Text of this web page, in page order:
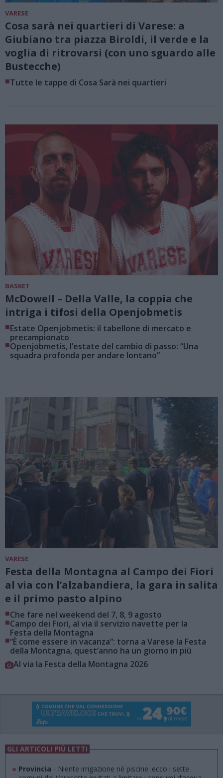
VARESE
Cosa sarà nei quartieri di Varese: a
Giubiano tra piazza Biroldi, il verde e la
voglia di ritrovarsi (con uno sguardo alle
Bustecche)
■Tutte le tappe di Cosa Sarà nei quartieri
BASKET
McDowell – Della Valle, la coppia che
intriga i tifosi della Openjobmetis
■Estate Openjobmetis: il tabellone di mercato e
precampionato
■Openjobmetis, l’estate del cambio di passo: “Una
squadra profonda per andare lontano”
VARESE
Festa della Montagna al Campo dei Fiori
al via con l’alzabandiera, la gara in salita
e il primo pasto alpino
■Che fare nel weekend del 7, 8, 9 agosto
■Campo dei Fiori, al via il servizio navette per la
Festa della Montagna
■“È come essere in vacanza”: torna a Varese la Festa
della Montagna, quest’anno ha un giorno in più
Al via la Festa della Montagna 2026
GLI ARTICOLI PIÙ LETTI
» Provincia - Niente irrigazione né piscine: ecco i sette